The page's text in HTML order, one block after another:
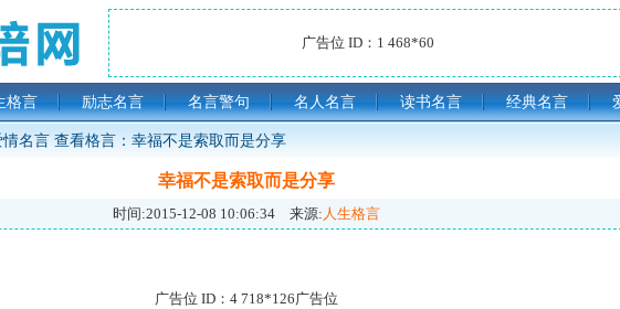
广告位 ID：1 468*60
格言 励志名言 名言警句 名人名言 读书名言 经典名言
情名言 查看格言：幸福不是索取而是分享
幸福不是索取而是分享
时间:2015-12-08 10:06:34来源: 人生格言
广告位 ID：4 718*126广告位